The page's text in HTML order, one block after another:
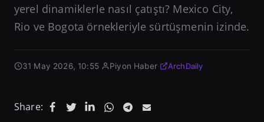
yerel dinamiklerle nasıl çatıştı? Mexico City,
Rio ve Bogota örnekleriyle sürtüşmenin izinde.
31 May 2026, 10:55· Piyon Haber· ArchDaily
Share: